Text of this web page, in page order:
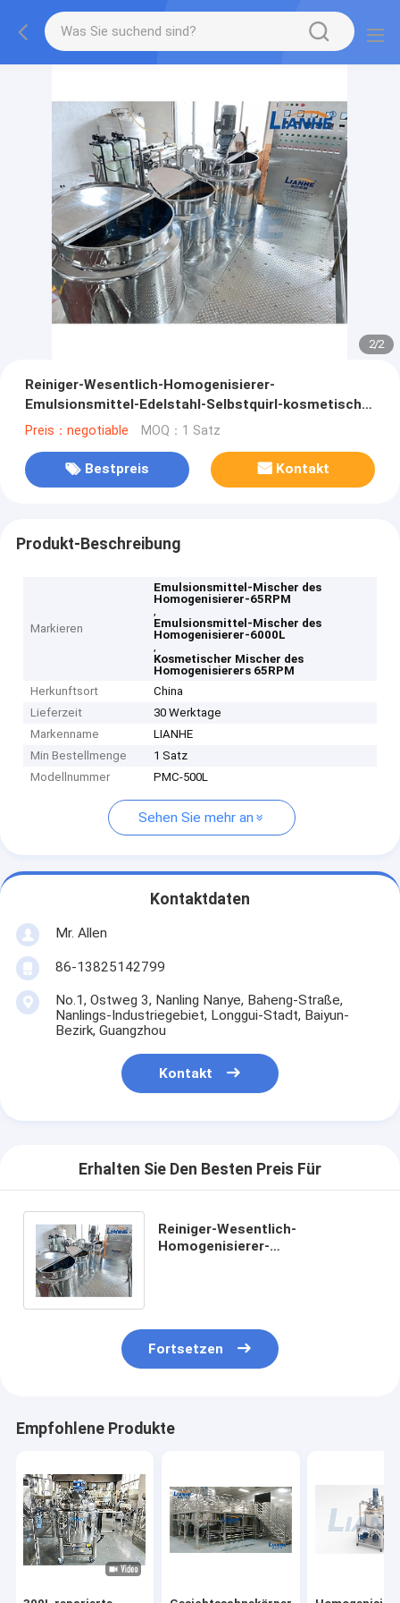
2/2
Reiniger-Wesentlich-Homogenisierer-
Emulsionsmittel-Edelstahl-Selbstquirl-kosmetischer
Mischer
Preis：negotiable MOQ：1 Satz
Bestpreis Kontakt
Produkt-Beschreibung
Markieren
Emulsionsmittel-Mischer des
Homogenisierer-65RPM
,
Emulsionsmittel-Mischer des
Homogenisierer-6000L
,
Kosmetischer Mischer des
Homogenisierers 65RPM
Herkunftsort
China
Lieferzeit
30 Werktage
Markenname
LIANHE
Min Bestellmenge
1 Satz
Modellnummer
PMC-500L
Sehen Sie mehr an
Kontaktdaten
Mr. Allen
86-13825142799
No.1, Ostweg 3, Nanling Nanye, Baheng-Straße,
Nanlings-Industriegebiet, Longgui-Stadt, Baiyun-
Bezirk, Guangzhou
Kontakt
Erhalten Sie Den Besten Preis Für
Reiniger-Wesentlich-
Homogenisierer-
Fortsetzen
Empfohlene Produkte